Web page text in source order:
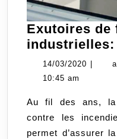
Exutoires de
industrielles:
14/03/2020 14/03/
10:45 am
Au fil des ans, la protection des bâtiments
contre les
permet d’assurer